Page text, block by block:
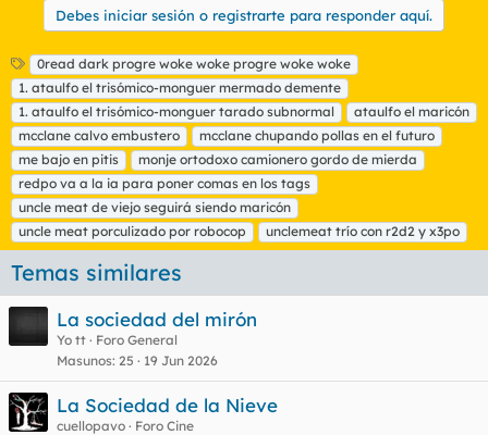
Debes iniciar sesión o registrarte para responder aquí.
E
t
i
q
u
e
t
a
s
0read dark progre woke woke progre woke woke
1. ataulfo el trisómico-monguer mermado demente
1. ataulfo el trisómico-monguer tarado subnormal
ataulfo el maricón
mcclane calvo embustero
mcclane chupando pollas en el futuro
me bajo en pitis
monje ortodoxo camionero gordo de mierda
redpo va a la ia para poner comas en los tags
uncle meat de viejo seguirá siendo maricón
uncle meat porculizado por robocop
unclemeat trío con r2d2 y x3po
Temas similares
La sociedad del mirón
Yo tt
Foro General
Masunos 25 19 Jun 2026
La Sociedad de la Nieve
cuellopavo
Foro Cine